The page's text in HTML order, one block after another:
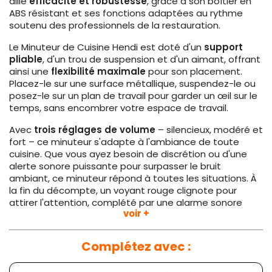
ABS résistant et ses fonctions adaptées au rythme
soutenu des professionnels de la restauration.
Le Minuteur de Cuisine Hendi est doté d'un support
pliable, d'un trou de suspension et d'un aimant, offrant
ainsi une flexibilité maximalepour son placement.
Placez-le sur une surface métallique, suspendez-le ou
posez-le sur un plan de travail pour garder un œil sur le
temps, sans encombrer votre espace de travail.
Avec trois réglages de volume – silencieux, modéré et
fort – ce minuteur s'adapte à l'ambiance de toute
cuisine. Que vous ayez besoin de discrétion ou d'une
alerte sonore puissante pour surpasser le bruit
ambiant, ce minuteur répond à toutes les situations. À
la fin du décompte, un voyant rouge clignote pour
attirer l'attention, complété par une alarme sonore
dans les modes modéré et fort, garantissant que rien
n'est oublié, même dans les heures de pointe.
simplicité d'utilisationest garantie avec
deux fonctions pratiques : compte à rebours et
voir +
Complétez avec :